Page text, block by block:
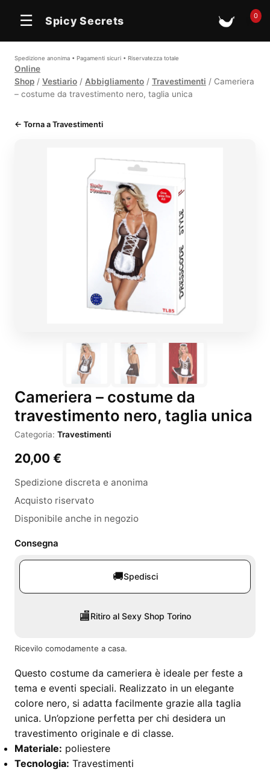
☰ Spicy Secrets 🛒0
Spedizione anonima • Pagamenti sicuri • Riservatezza totale
Online
Shop / Vestiario / Abbigliamento / Travestimenti / Cameriera
– costume da travestimento nero, taglia unica
← Torna a Travestimenti
Cameriera – costume da
travestimento nero, taglia unica
Categoria: Travestimenti
20,00 €
Spedizione discreta e anonima
Acquisto riservato
Disponibile anche in negozio
Consegna
🚚Spedisci
🏬Ritiro al Sexy Shop Torino
Ricevilo comodamente a casa.
Questo costume da cameriera è ideale per feste a
tema e eventi speciali. Realizzato in un elegante
colore nero, si adatta facilmente grazie alla taglia
unica. Un’opzione perfetta per chi desidera un
travestimento originale e di classe.
Materiale: poliestere
Tecnologia: Travestimenti